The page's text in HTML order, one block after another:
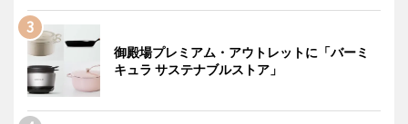
御殿場プレミアム・アウトレットに「バーミ
キュラ サステナブルストア」